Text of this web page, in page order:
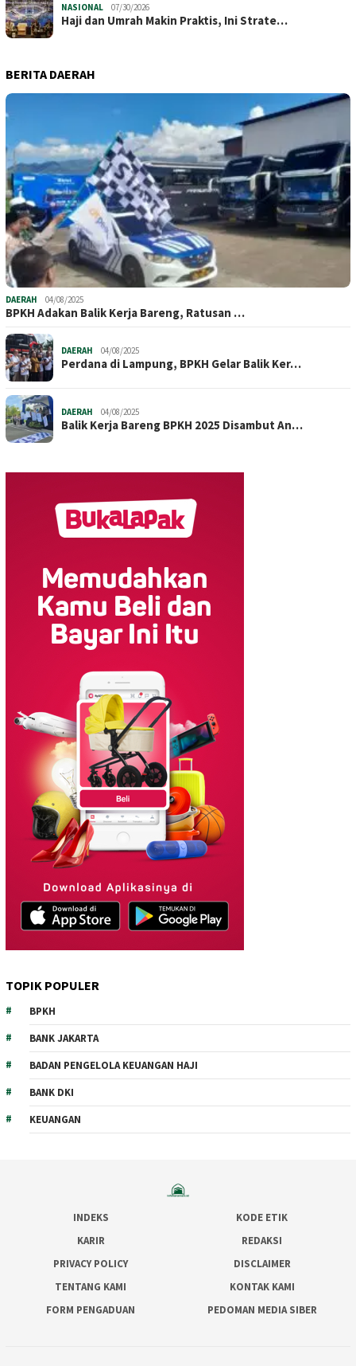
NASIONAL 07/30/2026
Haji dan Umrah Makin Praktis, Ini Strate…
BERITA DAERAH
DAERAH 04/08/2025
BPKH Adakan Balik Kerja Bareng, Ratusan …
DAERAH 04/08/2025
Perdana di Lampung, BPKH Gelar Balik Ker…
DAERAH 04/08/2025
Balik Kerja Bareng BPKH 2025 Disambut An…
TOPIK POPULER
BPKH
BANK JAKARTA
BADAN PENGELOLA KEUANGAN HAJI
BANK DKI
KEUANGAN
INDEKS
KODE ETIK
KARIR
REDAKSI
PRIVACY POLICY
DISCLAIMER
TENTANG KAMI
KONTAK KAMI
FORM PENGADUAN
PEDOMAN MEDIA SIBER